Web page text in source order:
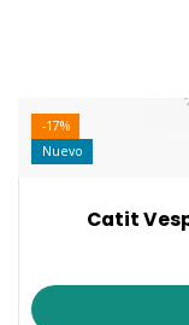
-17%
Nuevo
Catit